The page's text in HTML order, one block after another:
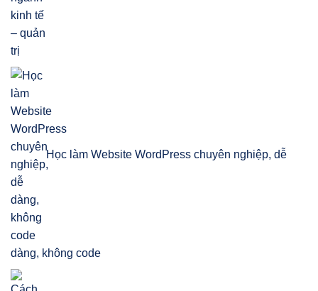
Học làm Website WordPress chuyên nghiệp, dễ
dàng, không code